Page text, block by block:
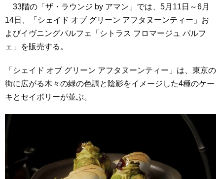
33階の「ザ・ラウンジ by アマン」では、5月11日～6月
14日、「シェイド オブ グリーン アフタヌーンティー」お
よびイヴニングパルフェ「シトラス フロマージュ パルフ
ェ」を販売する。
「シェイド オブ グリーン アフタヌーンティー」は、東京の
街に広がる木々の緑の色調と陰影をイメージした4種のケー
キとセイボリーが並ぶ。